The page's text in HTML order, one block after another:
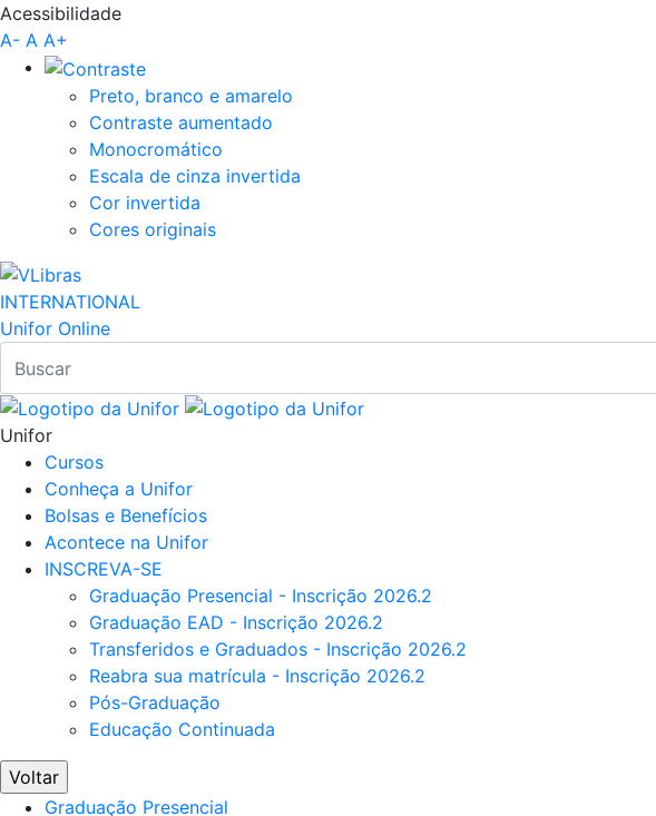
Pular para o Conteúdo principal
Acessibilidade
A- A A+
Preto, branco e amarelo
Contraste aumentado
Monocromático
Escala de cinza invertida
Cor invertida
Cores originais
INTERNATIONAL
Unifor Online
Unifor
Cursos
Conheça a Unifor
Bolsas e Benefícios
Acontece na Unifor
INSCREVA-SE
Graduação Presencial - Inscrição 2026.2
Graduação EAD - Inscrição 2026.2
Transferidos e Graduados - Inscrição 2026.2
Reabra sua matrícula - Inscrição 2026.2
Pós-Graduação
Educação Continuada
Voltar
Graduação Presencial